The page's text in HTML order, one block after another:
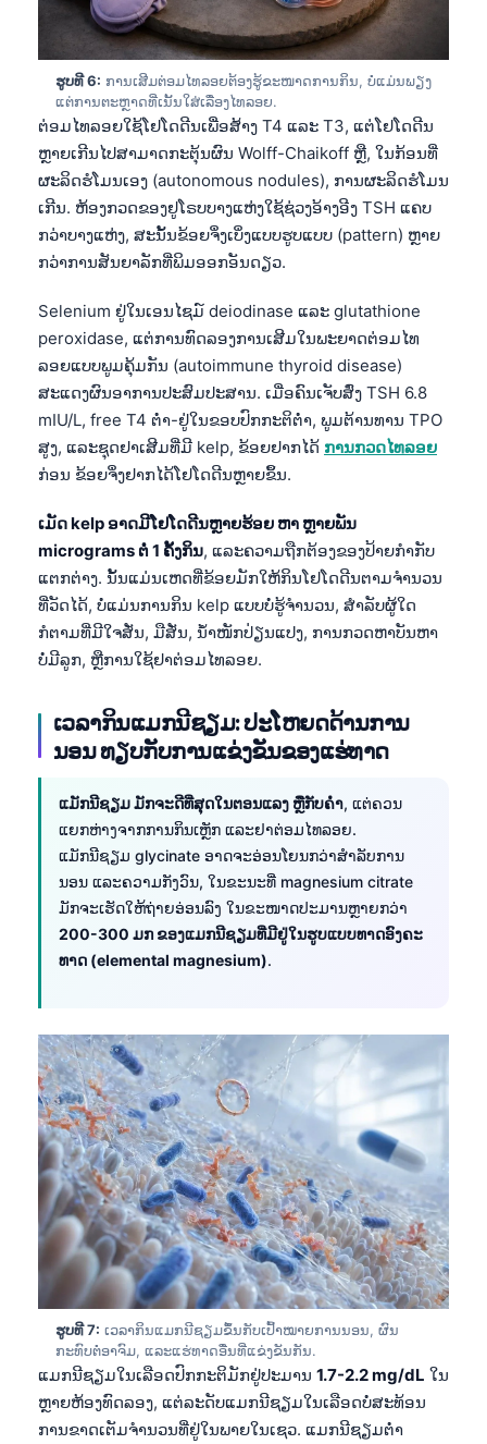
ຮູບທີ 6: ການເສີມຕ່ອມໄທລອຍຕ້ອງຮູ້ຂະໜາດການກິນ, ບໍ່ແມ່ນພຽງ
ແຕ່ການຕະຫຼາດທີ່ເນັ້ນໃສ່ເລື່ອງໄທລອຍ.
ຕ່ອມໄທລອຍໃຊ້ໂຢໂດດີນເພື່ອສ້າງ T4 ແລະ T3, ແຕ່ໂຢໂດດີນ
ຫຼາຍເກີນໄປສາມາດກະຕຸ້ນຜົນ Wolff-Chaikoff ຫຼື, ໃນກ້ອນທີ່
ຜະລິດຮໍໂມນເອງ (autonomous nodules), ການຜະລິດຮໍໂມນ
ເກີນ. ຫ້ອງກວດຂອງຢູໂຣບບາງແຫ່ງໃຊ້ຊ່ວງອ້າງອີງ TSH ແຄບ
ກວ່າບາງແຫ່ງ, ສະນັ້ນຂ້ອຍຈຶ່ງເບິ່ງແບບຮູບແບບ (pattern) ຫຼາຍ
ກວ່າການສັນຍາລັກທີ່ພິມອອກອັນດຽວ.
Selenium ຢູ່ໃນເອນໄຊມ໌ deiodinase ແລະ glutathione
peroxidase, ແຕ່ການທົດລອງການເສີມໃນພະຍາດຕ່ອມໄທ
ລອຍແບບພູມຄຸ້ມກັນ (autoimmune thyroid disease)
ສະແດງຜົນອາການປະສົມປະສານ. ເມື່ອຄົນເຈັບສົ່ງ TSH 6.8
mIU/L, free T4 ຕ່ຳ-ຢູ່ໃນຂອບປົກກະຕິຕ່ຳ, ພູມຕ້ານທານ TPO
ສູງ, ແລະຊຸດຢາເສີມທີ່ມີ kelp, ຂ້ອຍຢາກໄດ້ ການກວດໄທລອຍ
ກ່ອນ ຂ້ອຍຈຶ່ງຢາກໄດ້ໂຢໂດດີນຫຼາຍຂຶ້ນ.
ເມັດ kelp ອາດມີໂຢໂດດີນຫຼາຍຮ້ອຍ ຫາ ຫຼາຍພັນ
micrograms ຕໍ່ 1 ຄັ້ງກິນ, ແລະຄວາມຖືກຕ້ອງຂອງປ້າຍກຳກັບ
ແຕກຕ່າງ. ນັ້ນແມ່ນເຫດທີ່ຂ້ອຍມັກໃຫ້ກິນໂຢໂດດີນຕາມຈຳນວນ
ທີ່ວັດໄດ້, ບໍ່ແມ່ນການກິນ kelp ແບບບໍ່ຮູ້ຈຳນວນ, ສຳລັບຜູ້ໃດ
ກໍຕາມທີ່ມີໃຈສັ່ນ, ມືສັ່ນ, ນ້ຳໜັກປ່ຽນແປງ, ການກວດຫາບັນຫາ
ບໍ່ມີລູກ, ຫຼືການໃຊ້ຢາຕ່ອມໄທລອຍ.
ເວລາກິນແມກນີຊຽມ: ປະໂຫຍດດ້ານການ
ນອນ ທຽບກັບການແຂ່ງຂັນຂອງແຮ່ທາດ
ແມັກນີຊຽມ ມັກຈະດີທີ່ສຸດໃນຕອນແລງ ຫຼືກັບຄ່ຳ, ແຕ່ຄວນ
ແຍກຫ່າງຈາກການກິນເຫຼັກ ແລະຢາຕ່ອມໄທລອຍ.
ແມັກນີຊຽມ glycinate ອາດຈະອ່ອນໂຍນກວ່າສຳລັບການ
ນອນ ແລະຄວາມກັງວົນ, ໃນຂະນະທີ່ magnesium citrate
ມັກຈະເຮັດໃຫ້ຖ່າຍອ່ອນລົງ ໃນຂະໜາດປະມານຫຼາຍກວ່າ
200-300 ມກ ຂອງແມກນີຊຽມທີ່ມີຢູ່ໃນຮູບແບບທາດອົງຄະ
ທາດ (elemental magnesium).
ຮູບທີ 7: ເວລາກິນແມກນີຊຽມຂຶ້ນກັບເປົ້າໝາຍການນອນ, ຜົນ
ກະທົບຕໍ່ອາຈົມ, ແລະແຮ່ທາດອື່ນທີ່ແຂ່ງຂັນກັນ.
ແມກນີຊຽມໃນເລືອດປົກກະຕິມັກຢູ່ປະມານ 1.7-2.2 mg/dL ໃນ
ຫຼາຍຫ້ອງທົດລອງ, ແຕ່ລະດັບແມກນີຊຽມໃນເລືອດບໍ່ສະທ້ອນ
ການຂາດເຕັມຈຳນວນທີ່ຢູ່ໃນພາຍໃນເຊວ. ແມກນີຊຽມຕໍ່າ
Gàidhlig
Occitan
العربية المغربية
Afrikaans
Монгол
Basa Jawa
Cebuano
ئۇيغۇرچە
Кыргызча
Татар теле
Беларуская мова
Esperanto
Ślōnskŏ gŏdka
Norsk bokmål